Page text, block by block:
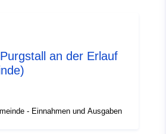
an der Erlauf
- Einnahmen und Ausgaben